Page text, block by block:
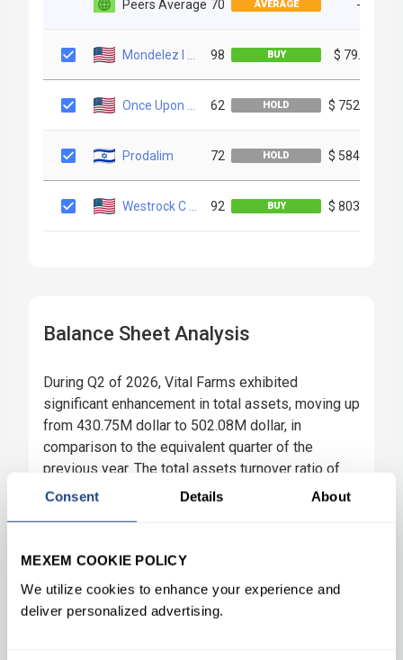
Consent Details About
MEXEM COOKIE POLICY
We utilize cookies to enhance your experience and
deliver personalized advertising.